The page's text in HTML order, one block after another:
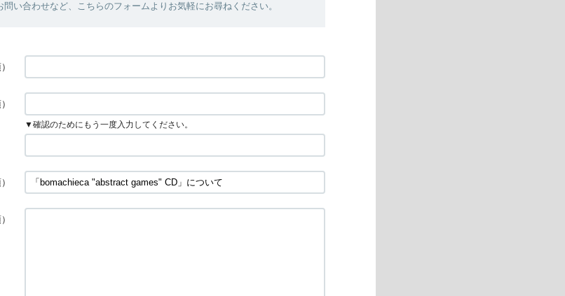
い合わせなど、こちらのフォームよりお気軽にお尋ねください。
▼確認のためにもう一度入力してください。